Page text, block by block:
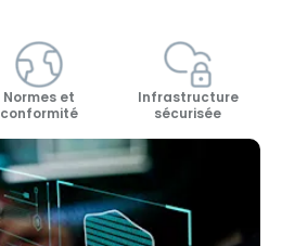
Normes et
conformité
Infrastructure
sécurisée